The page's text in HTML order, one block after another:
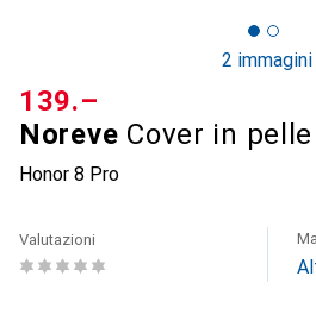
2 immagini
Noreve Cover in
Honor 8 Pro
CHF
139.–
Valutazioni